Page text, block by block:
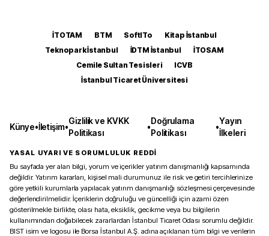
İTOTAM BTM SoftITo
Kitap İstanbul
Teknopark İstanbul
İDTM İstanbul
İTOSAM
Cemile Sultan Tesisleri
ICVB
İstanbul Ticaret Üniversitesi
Künye•İletişim•
Gizlilik ve KVKK
Politikası
•
Doğrulama
Politikası
•
Yayın
İlkeleri
YASAL UYARI VE SORUMLULUK REDDİ
Bu sayfada yer alan bilgi, yorum ve içerikler yatırım danışmanlığı kapsamında
değildir. Yatırım kararları, kişisel mali durumunuz ile risk ve getiri tercihlerinize
göre yetkili kurumlarla yapılacak yatırım danışmanlığı sözleşmesi çerçevesinde
değerlendirilmelidir. İçeriklerin doğruluğu ve güncelliği için azami özen
gösterilmekle birlikte, olası hata, eksiklik, gecikme veya bu bilgilerin
kullanımından doğabilecek zararlardan İstanbul Ticaret Odası sorumlu değildir.
BIST isim ve logosu ile Borsa İstanbul A.Ş. adına açıklanan tüm bilgi ve verilerin